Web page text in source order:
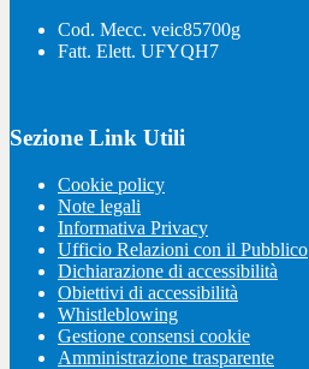
Cod. Mecc. veic85700g
Fatt. Elett. UFYQH7
Sezione Link Utili
Cookie policy
Note legali
Informativa Privacy
Ufficio Relazioni con il Pubblico
Dichiarazione di accessibilità
Obiettivi di accessibilità
Whistleblowing
Gestione consensi cookie
Amministrazione trasparente